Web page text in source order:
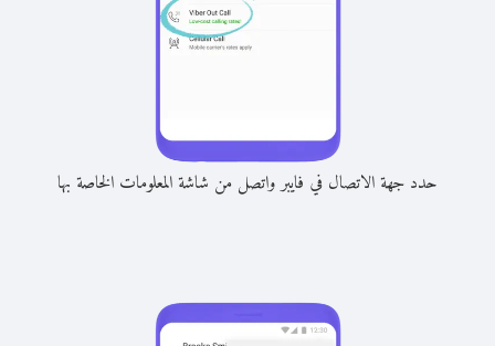
حدد جهة الاتصال في فايبر واتصل من شاشة المعلومات الخاصة بها